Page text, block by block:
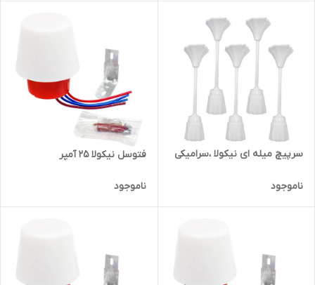
سرپیچ میله ای نیکولا ،سرامیکی
ناموجود
فتوسل نیکولا ۲۵ آمپر
ناموجود